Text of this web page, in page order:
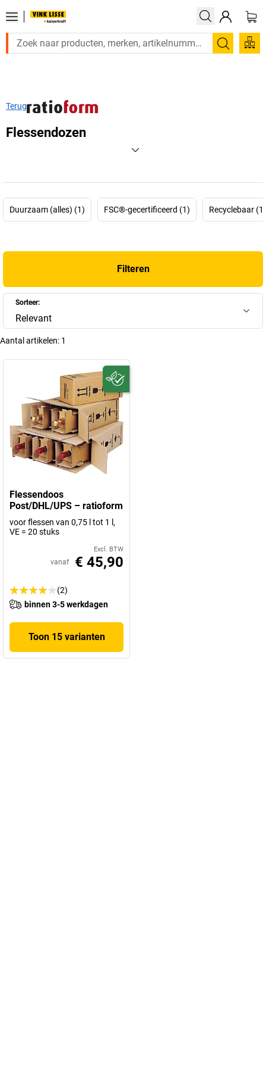
Zoeken
Terug
Flessendozen
Duurzaam (alles) (1) FSC®-gecertificeerd (1) Recyclebaar (1)
Filteren
Sorteer:
Relevant
Aantal artikelen: 1
Flessendoos
Post/DHL/UPS – ratioform
voor flessen van 0,75 l tot 1 l,
VE = 20 stuks
Excl. BTW
vanaf € 45,90
(2)
binnen 3-5 werkdagen
Toon 15 varianten